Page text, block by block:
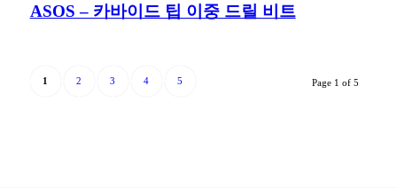
ASOS – 카바이드 팁 이중 드릴 비트
Page 1 of 5
1 2 3 4 5